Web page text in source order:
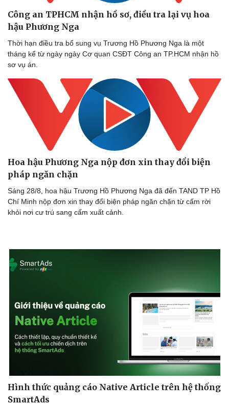
Công an TPHCM nhận hồ sơ, điều tra lại vụ hoa
hậu Phương Nga
Thời hạn điều tra bổ sung vụ Trương Hồ Phương Nga là một
tháng kể từ ngày ngày Cơ quan CSĐT Công an TP.HCM nhận hồ
sơ vụ án.
Hoa hậu Phương Nga nộp đơn xin thay đổi biện
pháp ngăn chặn
Sáng 28/8, hoa hậu Trương Hồ Phương Nga đã đến TAND TP Hồ
Chí Minh nộp đơn xin thay đổi biện pháp ngăn chặn từ cấm rời
khỏi nơi cư trú sang cấm xuất cảnh.
Hình thức quảng cáo Native Article trên hệ thống
SmartAds